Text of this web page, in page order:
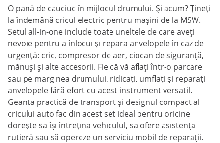
O pană de cauciuc în mijlocul drumului. Și acum? Țineți
la îndemână cricul electric pentru mașini de la MSW.
Setul all-in-one include toate uneltele de care aveți
nevoie pentru a înlocui și repara anvelopele în caz de
urgență: cric, compresor de aer, ciocan de siguranță,
mănuși și alte accesorii. Fie că vă aflați într-o parcare
sau pe marginea drumului, ridicați, umflați și reparați
anvelopele fără efort cu acest instrument versatil.
Geanta practică de transport și designul compact al
cricului auto fac din acest set ideal pentru oricine
dorește să își întrețină vehiculul, să ofere asistență
rutieră sau să opereze un serviciu mobil de reparații.